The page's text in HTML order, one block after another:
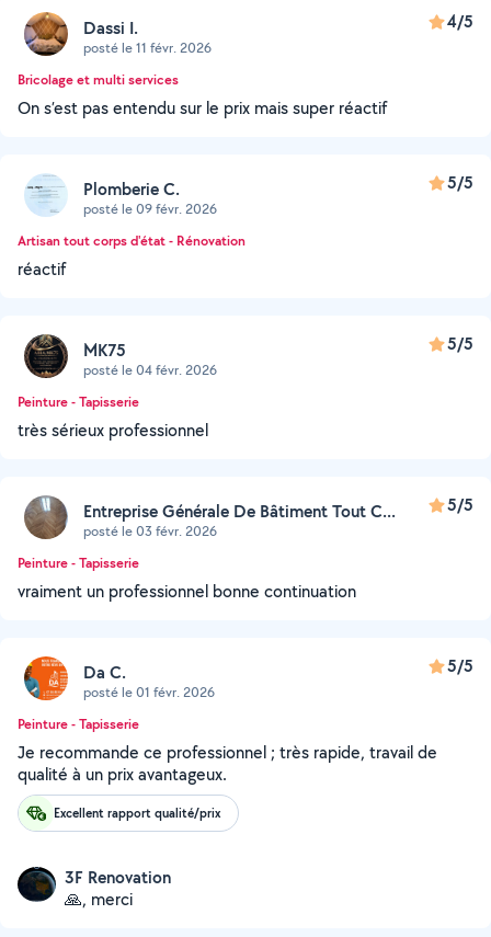
Dassi I.
posté le 11 févr. 2026
4/5
Bricolage et multi services
On s’est pas entendu sur le prix mais super réactif
Plomberie C.
posté le 09 févr. 2026
5/5
Artisan tout corps d'état - Rénovation
réactif
MK75
posté le 04 févr. 2026
5/5
Peinture - Tapisserie
très sérieux professionnel
Entreprise Générale De Bâtiment Tout C...
posté le 03 févr. 2026
5/5
Peinture - Tapisserie
vraiment un professionnel bonne continuation
Da C.
posté le 01 févr. 2026
5/5
Peinture - Tapisserie
Je recommande ce professionnel ; très rapide, travail de
qualité à un prix avantageux.
Excellent rapport qualité/prix
3F Renovation
🙏, merci